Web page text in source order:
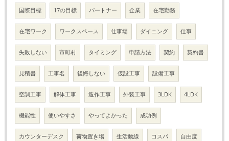
国際目標 17の目標 パートナー 企業 在宅勤務
在宅ワーク ワークスペース 仕事場 ダイニング 仕事
失敗しない 市町村 タイミング 申請方法 契約 契約書
見積書 工事名 後悔しない 仮設工事 設備工事
空調工事 解体工事 造作工事 外装工事 3LDK 4LDK
機能性 使いやすさ やってよかった 成功例
カウンターデスク 荷物置き場 生活動線 コスパ 自由度